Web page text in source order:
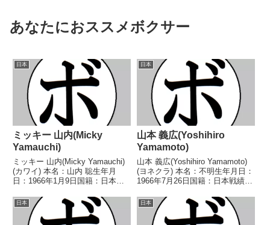
あなたにおススメボクサー
日本
ミッキー 山内(Micky
Yamauchi)
ミッキー 山内(Micky Yamauchi)
(カワイ) 本名：山内 聡生年月
日：1966年1月9日国籍：日本戦
タイトル】なし 【戦歴】
1989/11/18 △4R判定 (採点不
明) 田中 由起夫(ワタ...
日本
山本 義広(Yoshihiro
Yamamoto)
山本 義広(Yoshihiro Yamamoto)
(ヨネクラ) 本名：不明生年月日：
1966年7月26日国籍：日本戦績：
イトル】1988年度全日本スーパ
ーライト級新人王第21代日本ス
ーパーライト級王...
日本 日本